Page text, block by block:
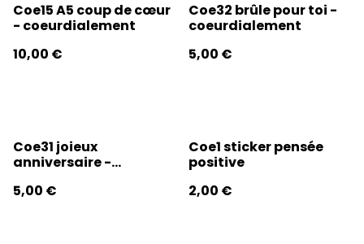
Coe15 A5 coup de cœur
- coeurdialement
10,00 €
Coe32 brûle pour toi -
coeurdialement
5,00 €
Coe31 joieux
anniversaire -
5,00 €
Coe1 sticker pensée
positive
2,00 €